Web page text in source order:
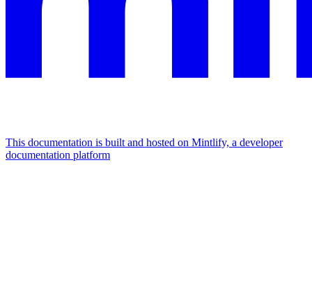
This documentation is built and hosted on Mintlify, a developer
documentation platform